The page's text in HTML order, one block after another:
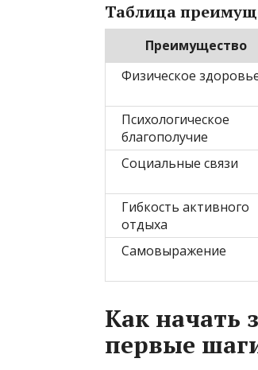
Таблица
Преимущество
Физическое
Психологическое
благополучие
Социальные связи
Гибкость активного
отдыха
Самовыражение
Как начать
первые